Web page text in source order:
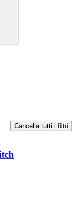
Cancella tutti i filtri